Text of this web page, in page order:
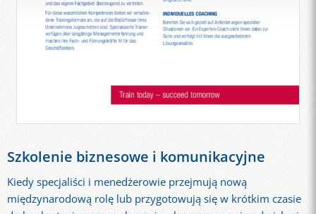
Szkolenie biznesowe i komunikacyjne
Kiedy specjaliści i menedżerowie przejmują nową
międzynarodową rolę lub przygotowują się w krótkim czasie